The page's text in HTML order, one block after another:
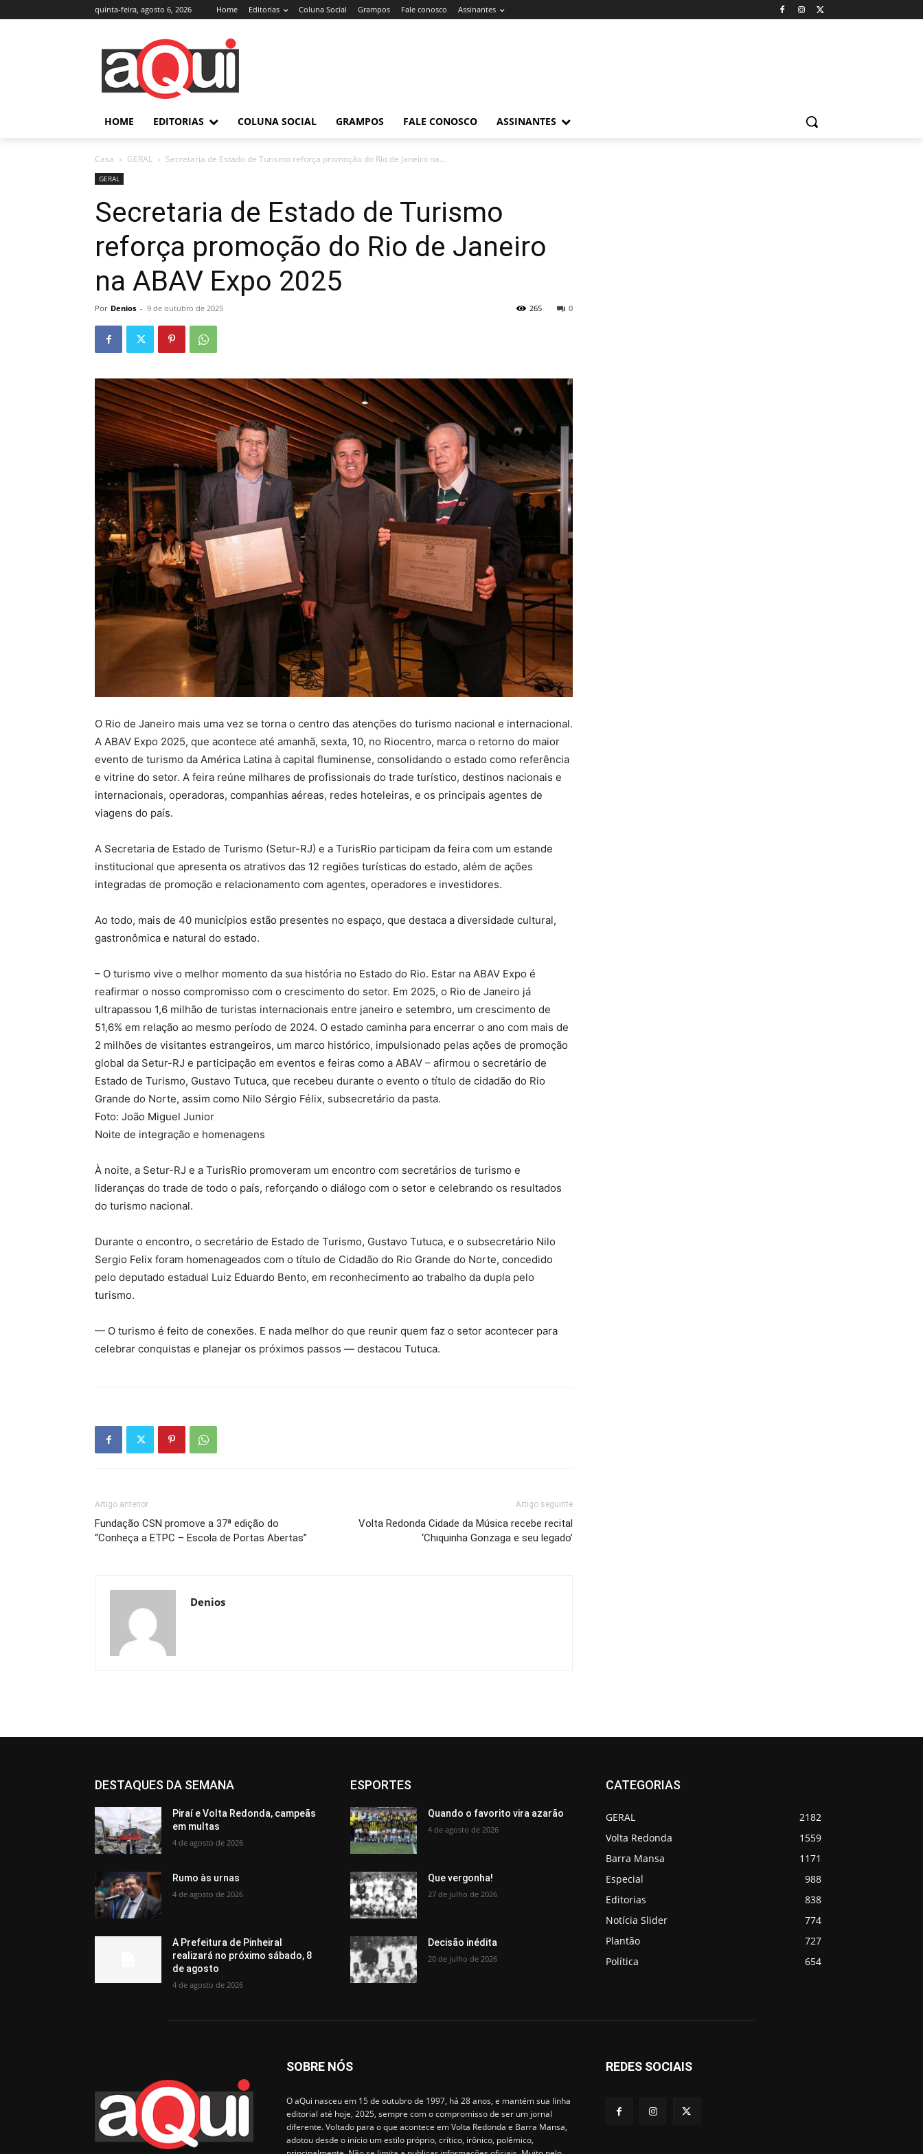
quinta-feira, agosto 6, 2026 Home Editorias Coluna Social Grampos Fale conosco Assinantes
HOME EDITORIAS COLUNA SOCIAL GRAMPOS FALE CONOSCO ASSINANTES
Casa GERAL Secretaria de Estado de Turismo reforça promoção do Rio de Janeiro na...
GERAL
Secretaria de Estado de Turismo
reforça promoção do Rio de Janeiro
na ABAV Expo 2025
Por Denios - 9 de outubro de 2025 0
265
O Rio de Janeiro mais uma vez se torna o centro das atenções do turismo nacional e internacional.
A ABAV Expo 2025, que acontece até amanhã, sexta, 10, no Riocentro, marca o retorno do maior
evento de turismo da América Latina à capital fluminense, consolidando o estado como referência
e vitrine do setor. A feira reúne milhares de profissionais do trade turístico, destinos nacionais e
internacionais, operadoras, companhias aéreas, redes hoteleiras, e os principais agentes de
viagens do país.
A Secretaria de Estado de Turismo (Setur-RJ) e a TurisRio participam da feira com um estande
institucional que apresenta os atrativos das 12 regiões turísticas do estado, além de ações
integradas de promoção e relacionamento com agentes, operadores e investidores.
Ao todo, mais de 40 municípios estão presentes no espaço, que destaca a diversidade cultural,
gastronômica e natural do estado.
– O turismo vive o melhor momento da sua história no Estado do Rio. Estar na ABAV Expo é
reafirmar o nosso compromisso com o crescimento do setor. Em 2025, o Rio de Janeiro já
ultrapassou 1,6 milhão de turistas internacionais entre janeiro e setembro, um crescimento de
51,6% em relação ao mesmo período de 2024. O estado caminha para encerrar o ano com mais de
2 milhões de visitantes estrangeiros, um marco histórico, impulsionado pelas ações de promoção
global da Setur-RJ e participação em eventos e feiras como a ABAV – afirmou o secretário de
Estado de Turismo, Gustavo Tutuca, que recebeu durante o evento o título de cidadão do Rio
Grande do Norte, assim como Nilo Sérgio Félix, subsecretário da pasta.
Foto: João Miguel Junior
Noite de integração e homenagens
À noite, a Setur-RJ e a TurisRio promoveram um encontro com secretários de turismo e
lideranças do trade de todo o país, reforçando o diálogo com o setor e celebrando os resultados
do turismo nacional.
Durante o encontro, o secretário de Estado de Turismo, Gustavo Tutuca, e o subsecretário Nilo
Sergio Felix foram homenageados com o título de Cidadão do Rio Grande do Norte, concedido
pelo deputado estadual Luiz Eduardo Bento, em reconhecimento ao trabalho da dupla pelo
turismo.
— O turismo é feito de conexões. E nada melhor do que reunir quem faz o setor acontecer para
celebrar conquistas e planejar os próximos passos — destacou Tutuca.
Artigo anterior
Fundação CSN promove a 37ª edição do
“Conheça a ETPC – Escola de Portas Abertas”
Artigo seguinte
Volta Redonda Cidade da Música recebe recital
‘Chiquinha Gonzaga e seu legado’
Denios
DESTAQUES DA SEMANA
Piraí e Volta Redonda, campeãs
em multas
4 de agosto de 2026
Rumo às urnas
4 de agosto de 2026
A Prefeitura de Pinheiral
realizará no próximo sábado, 8
de agosto
4 de agosto de 2026
ESPORTES
Quando o favorito vira azarão
4 de agosto de 2026
Que vergonha!
27 de julho de 2026
Decisão inédita
20 de julho de 2026
CATEGORIAS
GERAL
2182
Volta Redonda
1559
Barra Mansa
1171
Especial
988
Editorias
838
Notícia Slider
774
Plantão
727
Política
654
SOBRE NÓS
O aQui nasceu em 15 de outubro de 1997, há 28 anos, e mantém sua linha
editorial até hoje, 2025, sempre com o compromisso de ser um jornal
diferente. Voltado para o que acontece em Volta Redonda e Barra Mansa,
adotou desde o início um estilo próprio, crítico, irônico, polêmico,
REDES SOCIAIS